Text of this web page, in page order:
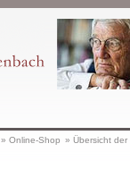
» Online-Shop » Übersicht